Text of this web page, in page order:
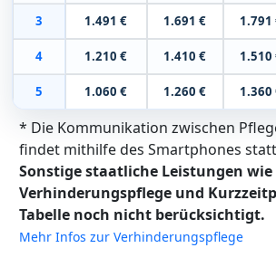
3 1.491 € 1.691 € 1.791
4 1.210 € 1.410 € 1.510
5 1.060 € 1.260 € 1.360
* Die Kommunikation zwischen
findet mithilfe des Smartphones
Sonstige staatliche Leistungen wie
Verhinderungspflege und
Tabelle noch nicht berücksichtigt.
Mehr Infos zur Verhinderungspflege